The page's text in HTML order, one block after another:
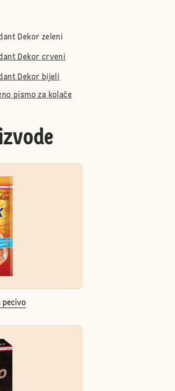
Dekor zeleni
Dekor crveni
Dekor bijeli
pismo za kolače
pecivo